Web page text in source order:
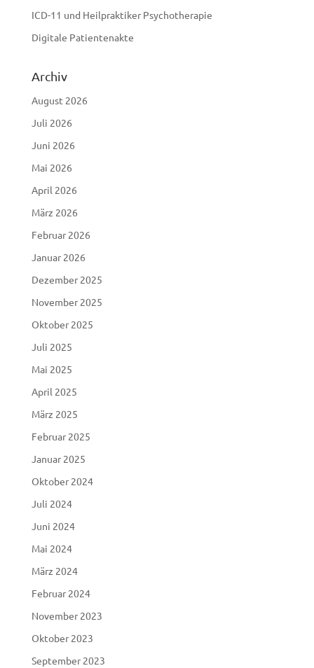
ICD-11 und Heilpraktiker Psychotherapie
Digitale Patientenakte
Archiv
August 2026
Juli 2026
Juni 2026
Mai 2026
April 2026
März 2026
Februar 2026
Januar 2026
Dezember 2025
November 2025
Oktober 2025
Juli 2025
Mai 2025
April 2025
März 2025
Februar 2025
Januar 2025
Oktober 2024
Juli 2024
Juni 2024
Mai 2024
März 2024
Februar 2024
November 2023
Oktober 2023
September 2023